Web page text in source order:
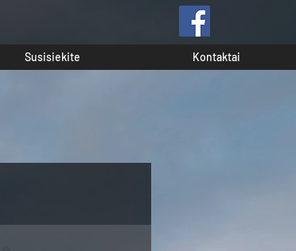
Susisiekite Kontaktai